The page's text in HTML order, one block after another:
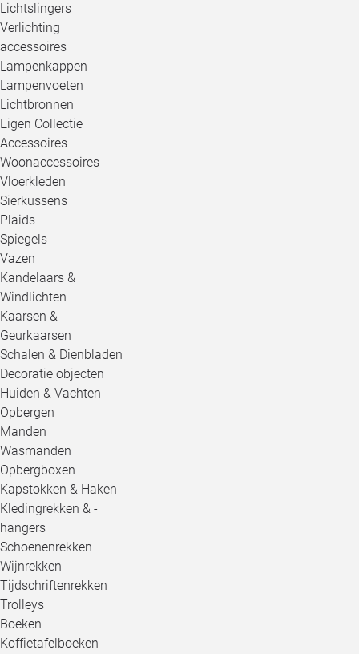
Lichtslingers
Verlichting
accessoires
Lampenkappen
Lampenvoeten
Lichtbronnen
Eigen Collectie
Accessoires
Woonaccessoires
Vloerkleden
Sierkussens
Plaids
Spiegels
Vazen
Kandelaars &
Windlichten
Kaarsen &
Geurkaarsen
Schalen & Dienbladen
Decoratie objecten
Huiden & Vachten
Opbergen
Manden
Wasmanden
Opbergboxen
Kapstokken & Haken
Kledingrekken & -
hangers
Schoenenrekken
Wijnrekken
Tijdschriftenrekken
Trolleys
Boeken
Koffietafelboeken